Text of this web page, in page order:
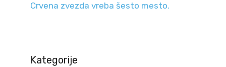
Crvena zvezda vreba šesto mesto.
Kategorije